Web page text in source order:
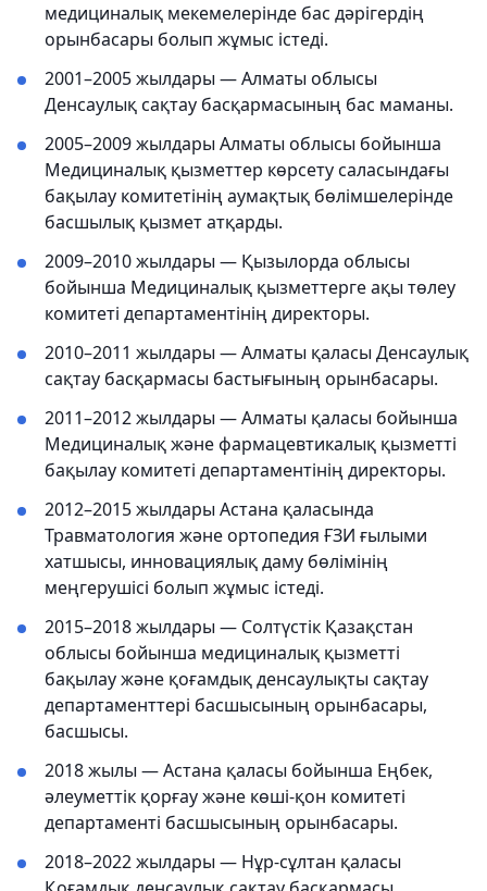
медициналық мекемелерінде бас дәрігердің
орынбасары болып жұмыс істеді.
2001–2005 жылдары — Алматы облысы
Денсаулық сақтау басқармасының бас маманы.
2005–2009 жылдары Алматы облысы бойынша
Медициналық қызметтер көрсету саласындағы
бақылау комитетінің аумақтық бөлімшелерінде
басшылық қызмет атқарды.
2009–2010 жылдары — Қызылорда облысы
бойынша Медициналық қызметтерге ақы төлеу
комитеті департаментінің директоры.
2010–2011 жылдары — Алматы қаласы Денсаулық
сақтау басқармасы бастығының орынбасары.
2011–2012 жылдары — Алматы қаласы бойынша
Медициналық және фармацевтикалық қызметті
бақылау комитеті департаментінің директоры.
2012–2015 жылдары Астана қаласында
Травматология және ортопедия ҒЗИ ғылыми
хатшысы, инновациялық даму бөлімінің
меңгерушісі болып жұмыс істеді.
2015–2018 жылдары — Солтүстік Қазақстан
облысы бойынша медициналық қызметті
бақылау және қоғамдық денсаулықты сақтау
департаменттері басшысының орынбасары,
басшысы.
2018 жылы — Астана қаласы бойынша Еңбек,
әлеуметтік қорғау және көші-қон комитеті
департаменті басшысының орынбасары.
2018–2022 жылдары — Нұр-сұлтан қаласы